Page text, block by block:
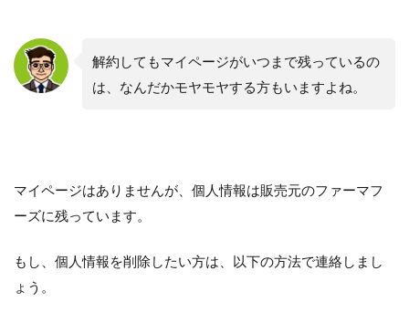
解約してもマイページがいつまで残っているの
は、なんだかモヤモヤする方もいますよね。
マイページはありませんが、個人情報は販売元のファーマフ
ーズに残っています。
もし、個人情報を削除したい方は、以下の方法で連絡しまし
ょう。